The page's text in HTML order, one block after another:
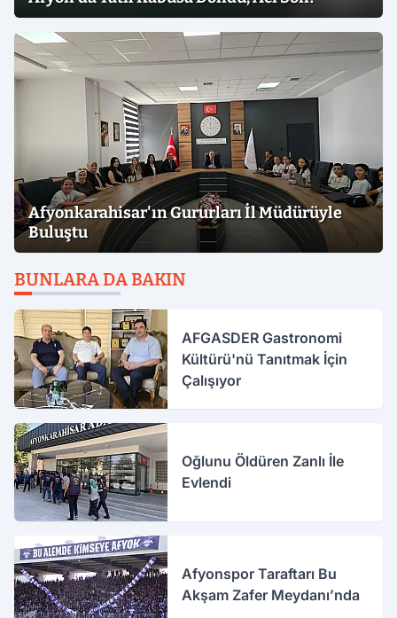
Afyonkarahisar'ın Gururları İl Müdürüyle
Buluştu
BUNLARA DA BAKIN
AFGASDER Gastronomi
Kültürü'nü Tanıtmak İçin
Çalışıyor
Oğlunu Öldüren Zanlı İle
Evlendi
Afyonspor Taraftarı Bu
Akşam Zafer Meydanı’nda